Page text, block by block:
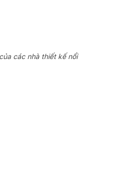
các nhà thiết kế nổi